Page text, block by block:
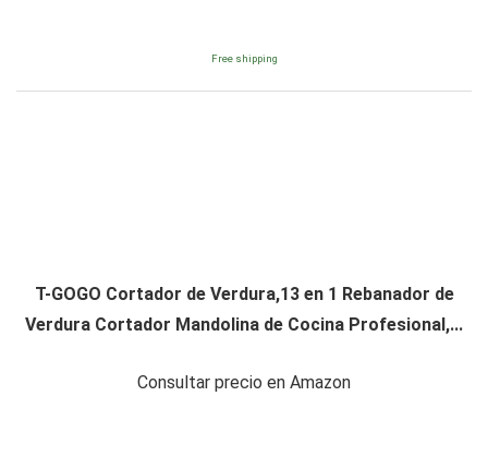
Free shipping
T-GOGO Cortador de Verdura,13 en 1 Rebanador de
Verdura Cortador Mandolina de Cocina Profesional,...
Consultar precio en Amazon